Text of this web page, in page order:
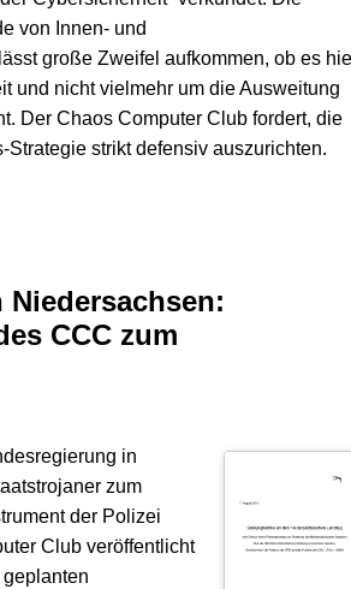
von Innen- und
große Zweifel aufkommen, ob es
und nicht vielmehr um die Ausweitung
Der Chaos Computer Club fordert, die
strikt defensiv auszurichten.
CCC zum
in
zum
der Polizei
Club veröffentlicht